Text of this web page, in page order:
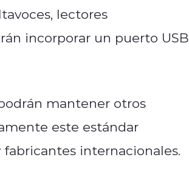
lectores
incorporar un puerto USB
mantener otros
este estándar
internacionales.